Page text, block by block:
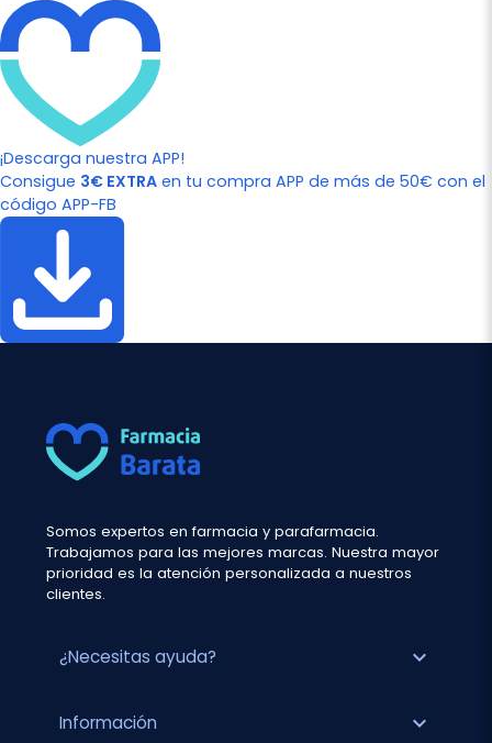
¡Descarga nuestra APP!
Consigue 3€ EXTRA en tu compra APP de más de 50€ con el
código APP-FB
Somos expertos en farmacia y parafarmacia.
Trabajamos para las mejores marcas. Nuestra mayor
prioridad es la atención personalizada a nuestros
clientes.
¿Necesitas ayuda? expand_more
Información expand_more